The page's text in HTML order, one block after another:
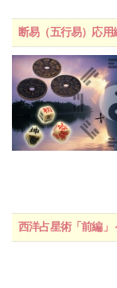
断易（五行易）応
西洋占星術「前編